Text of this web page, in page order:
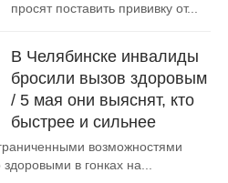
просят поставить прививку от...
В Челябинске инвалиды
бросили вызов здоровым
/ 5 мая они выяснят, кто
быстрее и сильнее
возможностями
в гонках на...